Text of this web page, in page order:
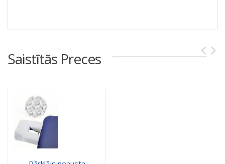
Saistītās Preces